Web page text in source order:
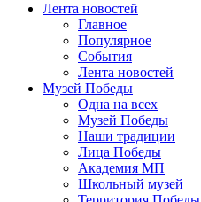
Лента новостей
Главное
Популярное
События
Лента новостей
Музей Победы
Одна на всех
Музей Победы
Наши традиции
Лица Победы
Академия МП
Школьный музей